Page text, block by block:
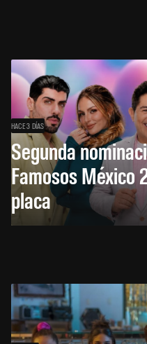
HACE 3 DÍAS
Segunda
Famosos México
placa